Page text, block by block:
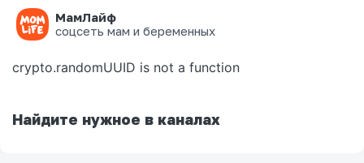
МамЛайф
соцсеть мам и беременных
Ошибка на странице
crypto.randomUUID is not a function
Найдите нужное в каналах